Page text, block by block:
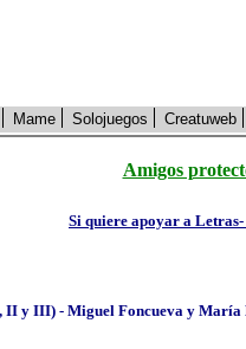
Mame Solojuegos Creatuweb
Amigos
Si quiere apoyar a
II y III) - Miguel Foncueva y